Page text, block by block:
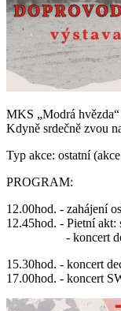
MKS „Modrá
Kdyně srdečně zvou
Typ akce: ostatní
PROGRAM:
12.00hod. - zahájení
12.45hod. - Pietní akt:
- koncert
15.30hod. - koncert
17.00hod. - koncert